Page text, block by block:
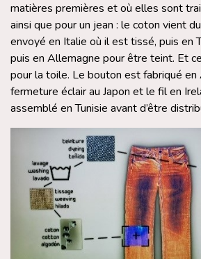
matières premières et où elles sont
ainsi que pour un jean : le coton vient
envoyé en Italie où il est tissé, puis en
puis en Allemagne pour être teint. Et
pour la toile. Le bouton est fabriqué en
fermeture éclair au Japon et le fil en
assemblé en Tunisie avant d’être